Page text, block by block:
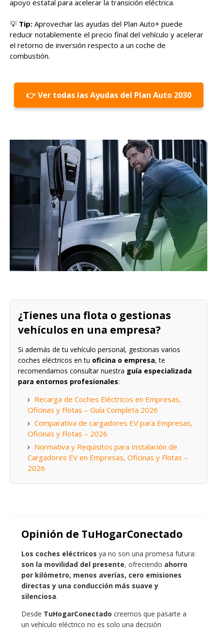
apoyo estatal para acelerar la transición eléctrica.
💡 Tip: Aprovechar las ayudas del Plan Auto+ puede
reducir notablemente el precio final del vehículo y acelerar
el retorno de inversión respecto a un coche de
combustión.
👉 Ver todas las Ayudas del Plan Auto 2030
¿Tienes una flota o gestionas
vehículos en una empresa?
Si además de tu vehículo personal, gestionas varios
coches eléctricos en tu oficina o empresa, te
recomendamos consultar nuestra guía especializada
para entornos profesionales:
Recarga de Coches Eléctricos en Empresas,
Oficinas y Flotas – Guía Completa 2026
Comparativa de cargadores EV para Empresas,
Oficinas y Flotas – 2026
Normativa y Requisitos para Instalación de
Cargadores EV en Empresas, Oficinas y Flotas –
2026
Opinión de TuHogarConectado
Los coches eléctricos ya no son una promesa futura:
son la movilidad del presente, ofreciendo ahorro
por kilómetro, menos averías, cero emisiones
directas y una conducción más suave y
silenciosa.
Desde TuHogarConectado creemos que pasarte a
un vehículo eléctrico no es solo una decisión